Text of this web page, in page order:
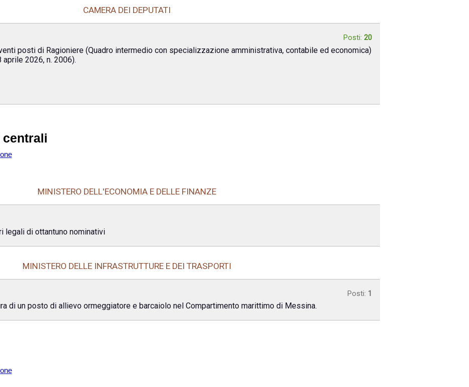
CAMERA DEI DEPUTATI
Posti: 20
posti di Ragioniere (Quadro intermedio con specializzazione amministrativa, contabile ed economica)
aprile 2026, n. 2006).
MINISTERO DELL'ECONOMIA E DELLE FINANZE
legali di ottantuno nominativi
MINISTERO DELLE INFRASTRUTTURE E DEI TRASPORTI
Posti: 1
di un posto di allievo ormeggiatore e barcaiolo nel Compartimento marittimo di Messina.